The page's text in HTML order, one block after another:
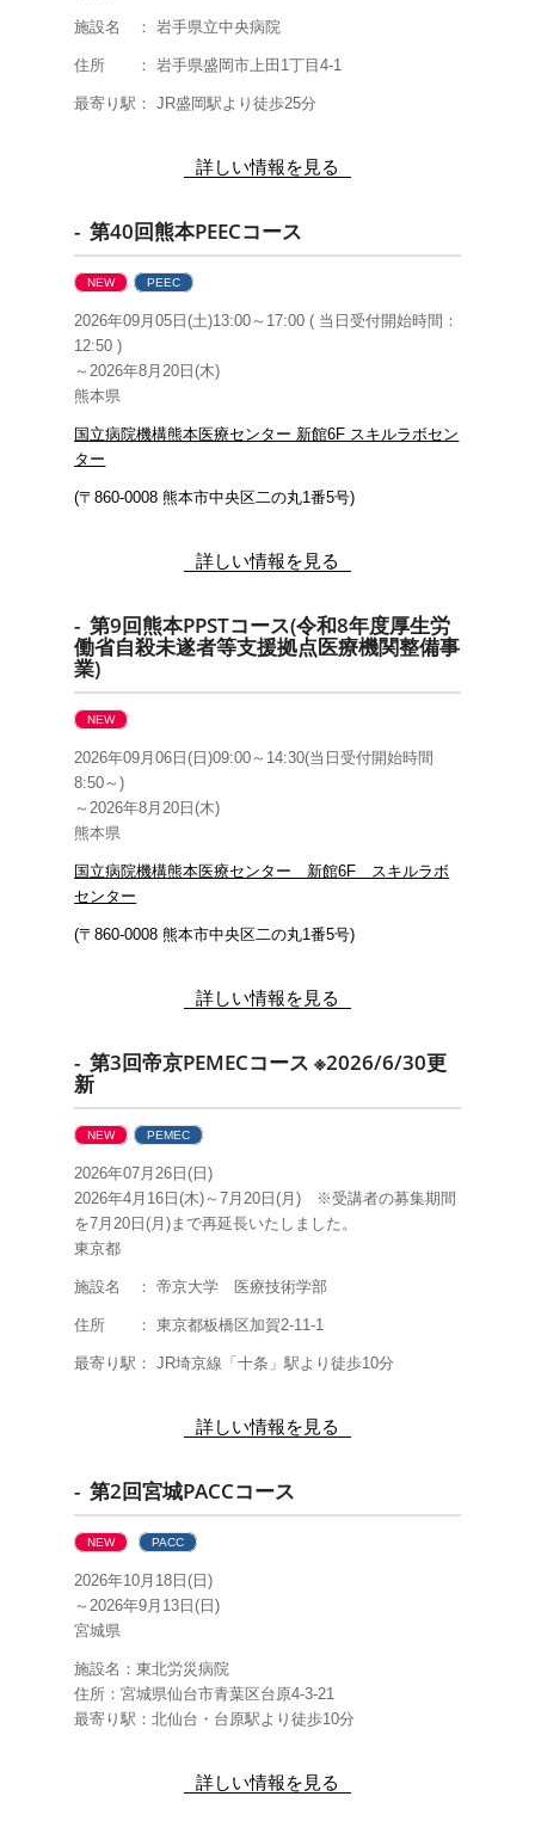
施設名 ： 岩手県立中央病院
住所 ： 岩手県盛岡市上田1丁目4-1
最寄り駅： JR盛岡駅より徒歩25分
詳しい情報を見る
- 第40回熊本PEECコース
NEW PEEC
2026年09月05日(土)13:00～17:00 ( 当日受付開始時間：
12:50 )
～2026年8月20日(木)
熊本県
国立病院機構熊本医療センター 新館6F スキルラボセン
ター
(〒860-0008 熊本市中央区二の丸1番5号)
詳しい情報を見る
- 第9回熊本PPSTコース(令和8年度厚生労
働省自殺未遂者等支援拠点医療機関整備事
業)
NEW
2026年09月06日(日)09:00～14:30(当日受付開始時間
8:50～)
～2026年8月20日(木)
熊本県
国立病院機構熊本医療センター 新館6F スキルラボ
センター
(〒860-0008 熊本市中央区二の丸1番5号)
詳しい情報を見る
- 第3回帝京PEMECコース ※2026/6/30更
新
NEW PEMEC
2026年07月26日(日)
2026年4月16日(木)～7月20日(月) ※受講者の募集期間
を7月20日(月)まで再延長いたしました。
東京都
施設名 ： 帝京大学 医療技術学部
住所 ： 東京都板橋区加賀2-11-1
最寄り駅： JR埼京線「十条」駅より徒歩10分
詳しい情報を見る
- 第2回宮城PACCコース
NEW PACC
2026年10月18日(日)
～2026年9月13日(日)
宮城県
施設名：東北労災病院
住所：宮城県仙台市青葉区台原4-3-21
最寄り駅：北仙台・台原駅より徒歩10分
詳しい情報を見る